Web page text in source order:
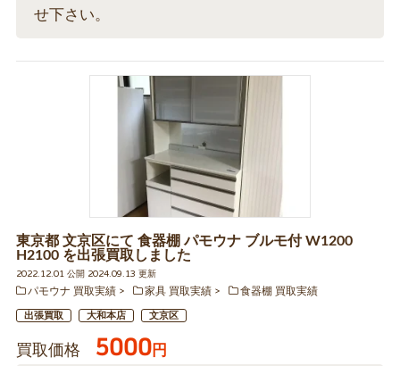
せ下さい。
東京都 文京区にて 食器棚 パモウナ ブルモ付 W1200
H2100 を出張買取しました
2022.12.01 公開 2024.09.13 更新
パモウナ 買取実績
家具 買取実績 食器棚 買取実績
出張買取 大和本店 文京区
買取価格 5000円